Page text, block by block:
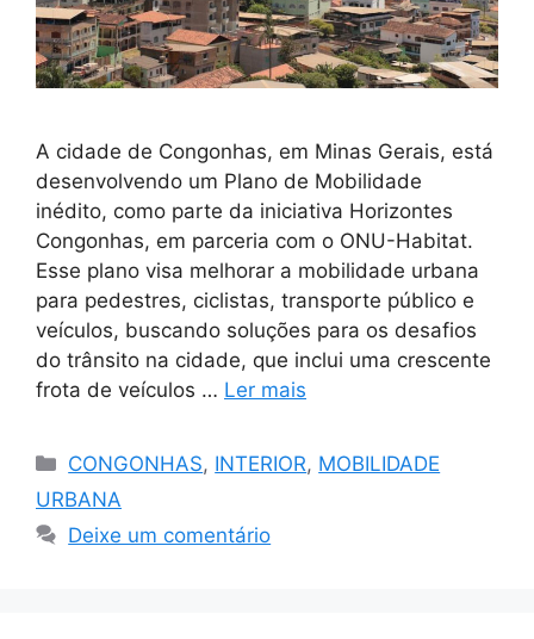
A cidade de Congonhas, em Minas Gerais, está
desenvolvendo um Plano de Mobilidade
inédito, como parte da iniciativa Horizontes
Congonhas, em parceria com o ONU-Habitat.
Esse plano visa melhorar a mobilidade urbana
para pedestres, ciclistas, transporte público e
veículos, buscando soluções para os desafios
do trânsito na cidade, que inclui uma crescente
frota de veículos … Ler mais
Categorias
CONGONHAS, INTERIOR, MOBILIDADE
URBANA
Deixe um comentário